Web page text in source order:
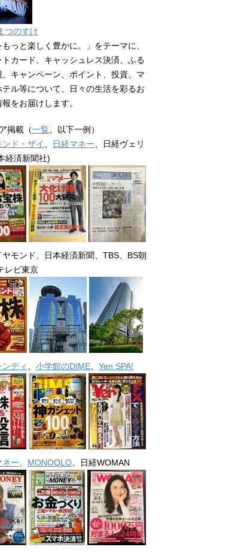
つのすけ
もっと楽しく豊かに。」をテーマに、
トカード、キャッシュレス決済、ふる
、キャンペーン、ポイント、投資、マ
テル等について、日々の生活を彩るお
をお届けします。
掲載（一覧 、以下一例）
ンド・ザイ
日経マネー 、日経ヴェリ
経済新聞社)
ヤモンド、日本経済新聞、TBS、BS朝
レビ東京
ディ 小学館のDIME Yen SPA!
ネー MONOQLO 、日経WOMAN